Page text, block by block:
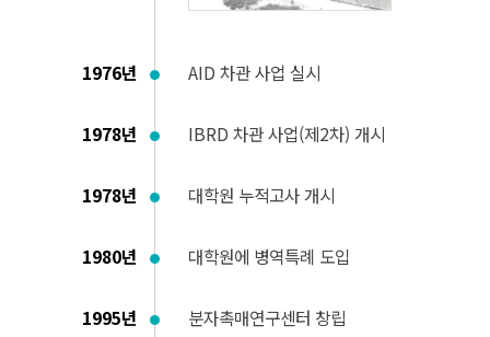
1976년 AID 차관 사업 실시
1978년 IBRD 차관 사업(제2차) 개시
1978년 대학원 누적고사 개시
1980년 대학원에 병역특례 도입
1995년 분자촉매연구센터 창립